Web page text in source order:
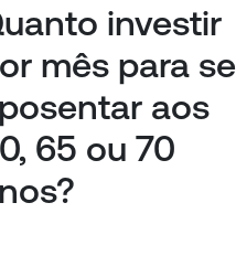
investir
mês para se
aos
65 ou 70